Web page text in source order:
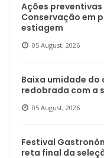
Ações
Conservação em
estiagem
05 August, 2026
Baixa umidade do
redobrada com a
05 August, 2026
Festival
reta final da